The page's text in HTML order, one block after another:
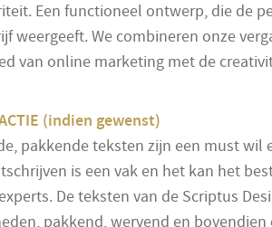
Een functioneel ontwerp, die de
weergeeft. We combineren onze
van online marketing met de
(indien gewenst)
pakkende teksten zijn een must wil
is een vak en het kan het
De teksten van de Scriptus
pakkend, wervend en